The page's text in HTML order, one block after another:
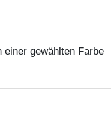
einer gewählten Farbe